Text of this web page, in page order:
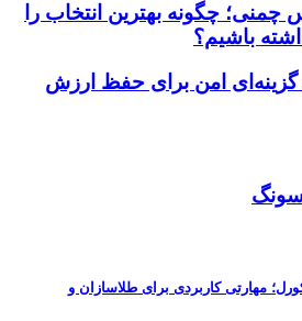
چگونه بهترین انتخاب را
باشیم؟
گزینه‌ای امن برای حفظ ارزش
مهارتی کاربردی برای طلاسازان و